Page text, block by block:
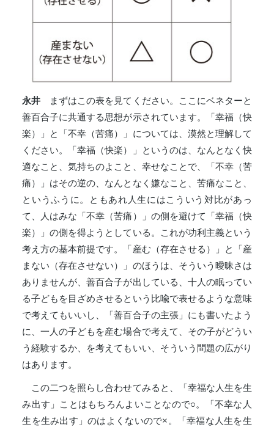
永井 まずはこの表を見てください。ここにベネターと
善百合子に共通する思想が示されています。「幸福（快
楽）」と「不幸（苦痛）」については、漠然と理解して
ください。「幸福（快楽）」というのは、なんとなく快
適なこと、気持ちのよこと、幸せなことで、「不幸（苦
痛）」はその逆の、なんとなく嫌なこと、苦痛なこと、
というふうに。ともあれ人生にはこういう対比があっ
て、人はみな「不幸（苦痛）」の側を避けて「幸福（快
楽）」の側を得ようとしている。これが功利主義という
考え方の基本前提です。「産む（存在させる）」と「産
まない（存在させない）」のほうは、そういう曖昧さは
ありませんが、善百合子が出している、十人の眠ってい
る子どもを目ざめさせるという比喩で表せるような意味
で考えてもいいし、「善百合子の主張」にも書いたよう
に、一人の子どもを産む場合で考えて、その子がどうい
う経験するか、を考えてもいい、そういう問題の広がり
はあります。
この二つを照らし合わせてみると、「幸福な人生を生
み出す」ことはもちろんよいことなので○。「不幸な人
生を生み出す」のはよくないので×。「幸福な人生を生